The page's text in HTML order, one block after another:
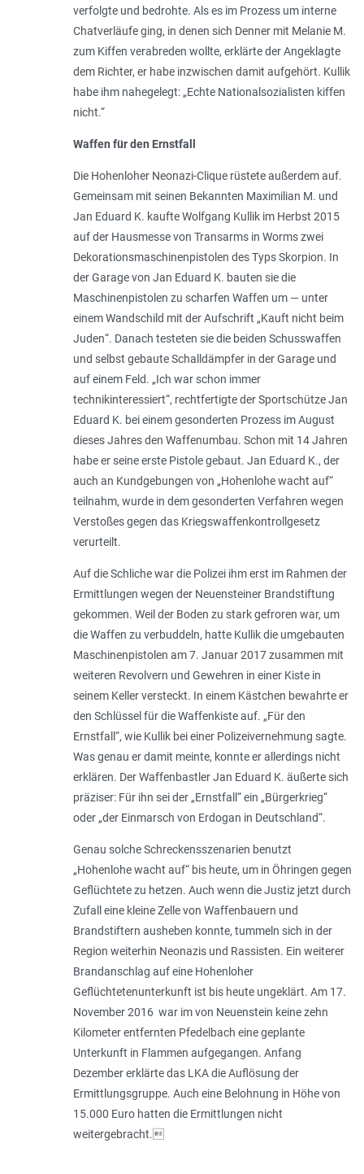
verfolgte und bedrohte. Als es im Prozess um interne
Chatverläufe ging, in denen sich Denner mit Melanie M.
zum Kiffen verabreden wollte, erklärte der Angeklagte
dem Richter, er habe inzwischen damit aufgehört. Kullik
habe ihm nahegelegt: „Echte Nationalsozialisten kiffen
nicht.“
Waffen für den Ernstfall
Die Hohenloher Neonazi-Clique rüstete außerdem auf.
Gemeinsam mit seinen Bekannten Maximilian M. und
Jan Eduard K. kaufte Wolfgang Kullik im Herbst 2015
auf der Hausmesse von Transarms in Worms zwei
Dekorationsmaschinenpistolen des Typs Skorpion. In
der Garage von Jan Eduard K. bauten sie die
Maschinenpistolen zu scharfen Waffen um — unter
einem Wandschild mit der Aufschrift „Kauft nicht beim
Juden“. Danach testeten sie die beiden Schusswaffen
und selbst gebaute Schalldämpfer in der Garage und
auf einem Feld. „Ich war schon immer
technikinteressiert“, rechtfertigte der Sportschütze Jan
Eduard K. bei einem gesonderten Prozess im August
dieses Jahres den Waffenumbau. Schon mit 14 Jahren
habe er seine erste Pistole gebaut. Jan Eduard K., der
auch an Kundgebungen von „Hohenlohe wacht auf“
teilnahm, wurde in dem gesonderten Verfahren wegen
Verstoßes gegen das Kriegswaffenkontrollgesetz
verurteilt.
Auf die Schliche war die Polizei ihm erst im Rahmen der
Ermittlungen wegen der Neuensteiner Brandstiftung
gekommen. Weil der Boden zu stark gefroren war, um
die Waffen zu verbuddeln, hatte Kullik die umgebauten
Maschinenpistolen am 7. Januar 2017 zusammen mit
weiteren Revolvern und Gewehren in einer Kiste in
seinem Keller versteckt. In einem Kästchen bewahrte er
den Schlüssel für die Waffenkiste auf. „Für den
Ernstfall “, wie Kullik bei einer Polizeivernehmung sagte.
Was genau er damit meinte, konnte er allerdings nicht
erklären. Der Waffenbastler Jan Eduard K. äußerte sich
präziser: Für ihn sei der „Ernstfall “ ein „Bür­gerkrieg“
oder „der Einmarsch von Erdogan in Deutschland“.
Genau solche Schreckensszenarien benutzt
„Hohenlohe wacht auf“ bis heute, um in Öhringen gegen
Geflüchtete zu hetzen. Auch wenn die Justiz jetzt durch
Zufall eine kleine Zelle von Waffenbauern und
Brandstiftern ausheben konnte, tummeln sich in der
Region weiterhin Neonazis und Rassisten. Ein weiterer
Brandanschlag auf eine Hohenloher
Geflüchtetenunterkunft ist bis heute ungeklärt. Am 17.
November 2016 war im von Neuenstein keine zehn
Kilometer entfernten Pfedelbach eine geplante
Unterkunft in Flammen aufgegangen. Anfang
Dezember erklärte das LKA die Auflösung der
Ermittlungsgruppe. Auch eine Belohnung in Höhe von
15.000 Euro hatten die Ermittlungen nicht
weitergebracht.